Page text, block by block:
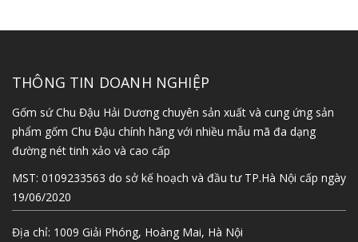
THÔNG TIN DOANH NGHIỆP
Gốm sứ Chu Đậu Hải Dương chuyên sản xuất và cung ứng sản
phẩm gốm Chu Đậu chính hãng với nhiều mẫu mã đa dạng
đường nét tinh xảo và cao cấp
MST: 0109233563 do sở kế hoạch và đầu tư TP.Hà Nội cấp ngày
19/06/2020
Địa chỉ: 1009 Giải Phóng, Hoàng Mai, Hà Nội